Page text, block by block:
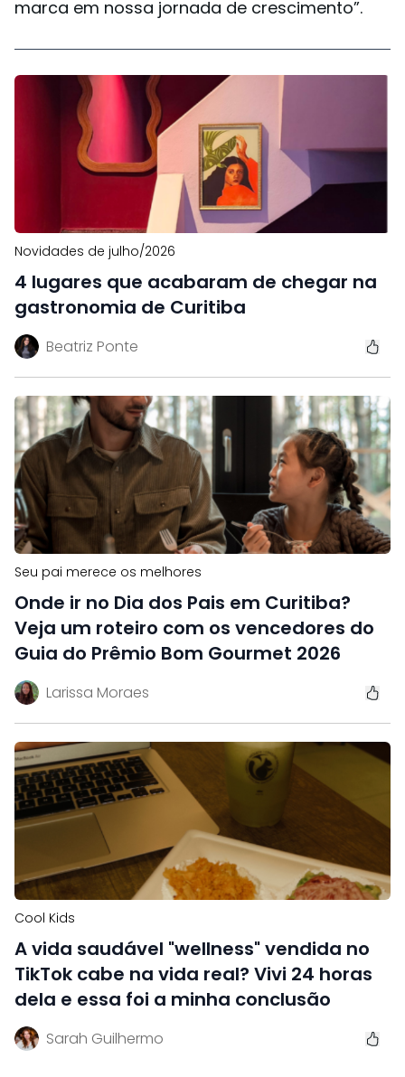
marca em nossa jornada de crescimento”.
Novidades de julho/2026
4 lugares que acabaram de chegar na
gastronomia de Curitiba
Beatriz Ponte
Seu pai merece os melhores
Onde ir no Dia dos Pais em Curitiba?
Veja um roteiro com os vencedores do
Guia do Prêmio Bom Gourmet 2026
Larissa Moraes
Cool Kids
A vida saudável "wellness" vendida no
TikTok cabe na vida real? Vivi 24 horas
dela e essa foi a minha conclusão
Sarah Guilhermo